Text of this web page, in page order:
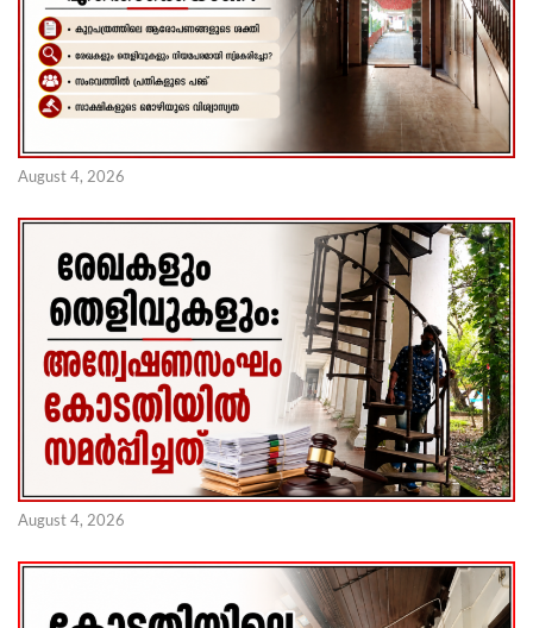
August 4, 2026
August 4, 2026